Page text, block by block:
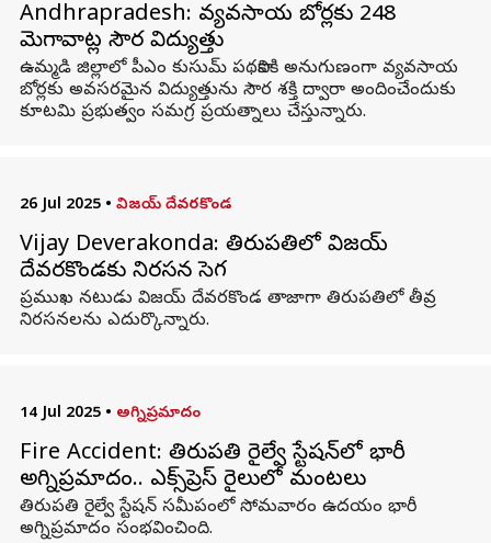
Andhrapradesh: వ్యవసాయ బోర్లకు 248
మెగావాట్ల సౌర విద్యుత్తు
ఉమ్మడి జిల్లాలో పీఎం కుసుమ్‌ పథకానికి అనుగుణంగా వ్యవసాయ
బోర్లకు అవసరమైన విద్యుత్తును సౌర శక్తి ద్వారా అందించేందుకు
కూటమి ప్రభుత్వం సమగ్ర ప్రయత్నాలు చేస్తున్నారు.
26 Jul 2025 • విజయ్ దేవరకొండ
Vijay Deverakonda: తిరుపతిలో విజయ్
దేవరకొండకు నిరసన సెగ
ప్రముఖ నటుడు విజయ్ దేవరకొండ తాజాగా తిరుపతిలో తీవ్ర
నిరసనలను ఎదుర్కొన్నారు.
14 Jul 2025 • అగ్నిప్రమాదం
Fire Accident: తిరుపతి రైల్వే స్టేషన్‌లో భారీ
అగ్నిప్రమాదం.. ఎక్స్‌ప్రెస్‌ రైలులో మంటలు
తిరుపతి రైల్వే స్టేషన్ సమీపంలో సోమవారం ఉదయం భారీ
అగ్నిప్రమాదం సంభవించింది.